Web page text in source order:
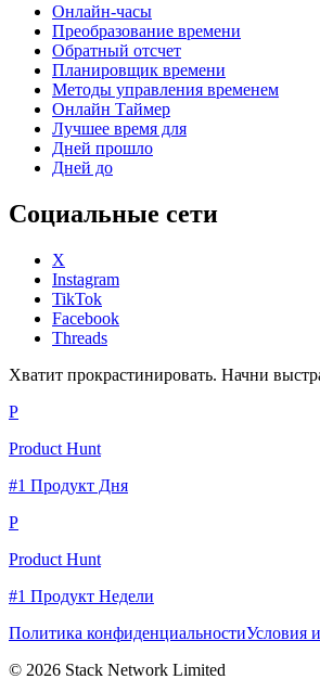
Онлайн-часы
Преобразование времени
Обратный отсчет
Планировщик времени
Методы управления временем
Онлайн Таймер
Лучшее время для
Дней прошло
Дней до
Социальные сети
X
Instagram
TikTok
Facebook
Threads
Хватит прокрастинировать. Начни
P
Product Hunt
#1 Продукт Дня
P
Product Hunt
#1 Продукт Недели
Политика конфиденциальностиУсловия
© 2026 Stack Network Limited